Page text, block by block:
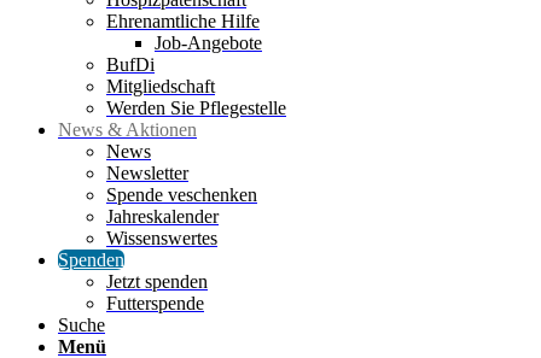
Ehrenamtliche Hilfe
Job-Angebote
BufDi
Mitgliedschaft
Werden Sie Pflegestelle
News & Aktionen
News
Newsletter
Spende veschenken
Jahreskalender
Wissenswertes
Spenden
Jetzt spenden
Futterspende
Suche
Menü